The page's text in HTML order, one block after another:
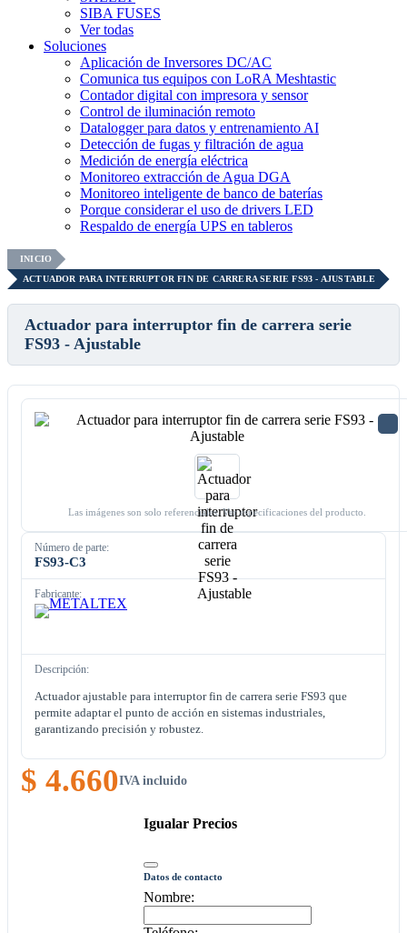
SIBA FUSES
Ver todas
Soluciones
Aplicación de Inversores DC/AC
Comunica tus equipos con LoRA Meshtastic
Contador digital con impresora y sensor
Control de iluminación remoto
Datalogger para datos y entrenamiento AI
Detección de fugas y filtración de agua
Medición de energía eléctrica
Monitoreo extracción de Agua DGA
Monitoreo inteligente de banco de baterías
Porque considerar el uso de drivers LED
Respaldo de energía UPS en tableros
INICIO
ACTUADOR PARA INTERRUPTOR FIN DE CARRERA SERIE FS93 - AJUSTABLE
Actuador para interruptor fin de carrera serie
FS93 - Ajustable
Las imágenes son solo referenciales. Ver especificaciones del producto.
Número de parte:
FS93-C3
Fabricante:
Descripción:
Actuador ajustable para interruptor fin de carrera serie FS93 que
permite adaptar el punto de acción en sistemas industriales,
garantizando precisión y robustez.
$ 4.660IVA incluido
Igualar Precios
Datos de contacto
Nombre: